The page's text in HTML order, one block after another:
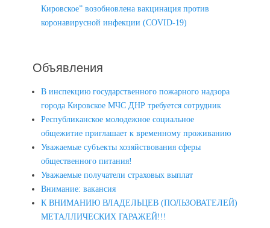
Кировское” возобновлена вакцинация против
коронавирусной инфекции (COVID-19)
Объявления
В инспекцию государственного пожарного надзора
города Кировское МЧС ДНР требуется сотрудник
Республиканское молодежное социальное
общежитие приглашает к временному проживанию
Уважаемые субъекты хозяйствования сферы
общественного питания!
Уважаемые получатели страховых выплат
Внимание: вакансия
К ВНИМАНИЮ ВЛАДЕЛЬЦЕВ (ПОЛЬЗОВАТЕЛЕЙ)
МЕТАЛЛИЧЕСКИХ ГАРАЖЕЙ!!!